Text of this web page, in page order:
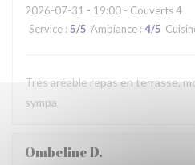
2026-07-31 - 19:00 - Couverts 4
Service : 5/5 Ambiance : 4/5
Très aréable repas en terrasse,
sympa
OmbelineD